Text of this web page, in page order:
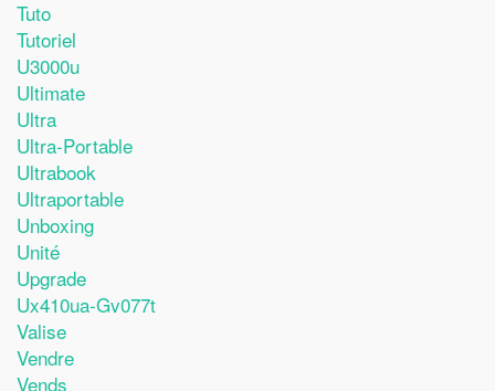
Tuto
Tutoriel
U3000u
Ultimate
Ultra
Ultra-Portable
Ultrabook
Ultraportable
Unboxing
Unité
Upgrade
Ux410ua-Gv077t
Valise
Vendre
Vends